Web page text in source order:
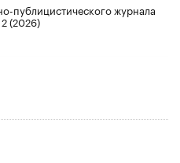
публицистического журнала
(2026)